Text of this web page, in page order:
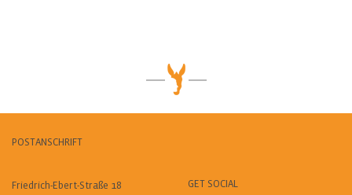
POSTANSCHRIFT
Friedrich-Ebert-Straße 18 GET SOCIAL